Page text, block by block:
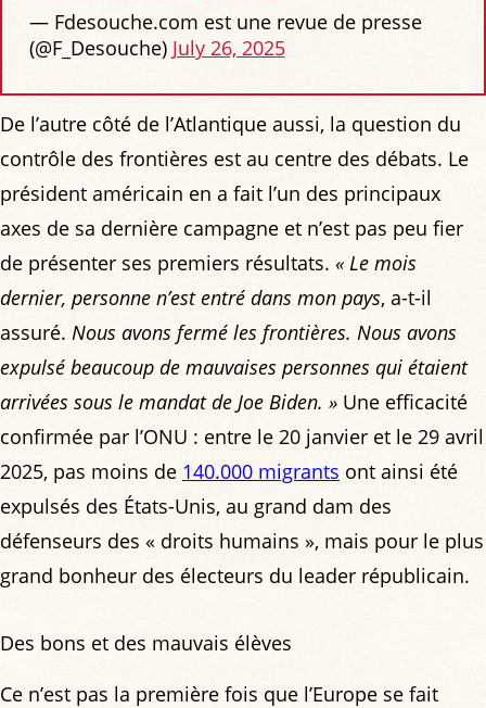
— Fdesouche.com est une revue de presse
(@F_Desouche) July 26, 2025
De l’autre côté de l’Atlantique aussi, la question du
contrôle des frontières est au centre des débats. Le
président américain en a fait l’un des principaux
axes de sa dernière campagne et n’est pas peu fier
de présenter ses premiers résultats. « Le mois
dernier, personne n’est entré dans mon pays, a-t-il
assuré. Nous avons fermé les frontières. Nous avons
expulsé beaucoup de mauvaises personnes qui étaient
arrivées sous le mandat de Joe Biden. » Une efficacité
confirmée par l’ONU : entre le 20 janvier et le 29 avril
2025, pas moins de 140.000 migrants ont ainsi été
expulsés des États-Unis, au grand dam des
défenseurs des « droits humains », mais pour le plus
grand bonheur des électeurs du leader républicain.
Des bons et des mauvais élèves
Ce n’est pas la première fois que l’Europe se fait